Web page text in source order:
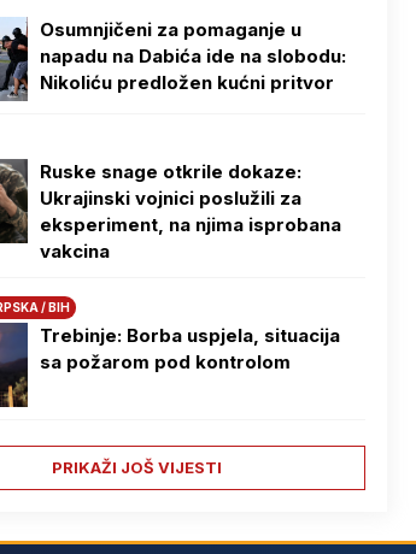
Osumnjičeni za pomaganje u
napadu na Dabića ide na slobodu:
Nikoliću predložen kućni pritvor
Ruske snage otkrile dokaze:
Ukrajinski vojnici poslužili za
eksperiment, na njima isprobana
vakcina
/ BIH
Trebinje: Borba uspjela, situacija
sa požarom pod kontrolom
PRIKAŽI JOŠ VIJESTI